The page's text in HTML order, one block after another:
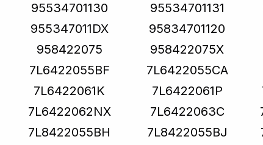
95534701130 95534701131
955347011DX 95834701120
958422075 958422075X
7L6422055BF 7L6422055CA
7L6422061K 7L6422061P
7L6422062NX 7L6422063C
7L8422055BH 7L8422055BJ